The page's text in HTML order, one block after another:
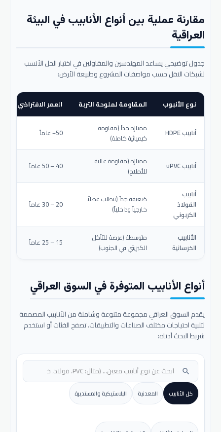
مقارنة عملية بين أنواع الأنابيب في البيئة
العراقية
جدول توضيحي يساعد المهندسين والمقاولين في اختيار الحل الأنسب
لشبكات النقل حسب مواصفات المشروع وطبيعة الأرض:
نوع الأنبوب المقاومة لملوحة التربة العمر الافتراضي
أنابيب HDPE
ممتازة جداً (مقاومة
كيميائية كاملة)
50+ عاماً
أنابيب uPVC
ممتازة (مقاومة عالية
للأملاح)
40 – 50 عاماً
أنابيب
الفولاذ
الكربوني
ضعيفة جداً (تتطلب عطلاً
خارجياً وداخلياً)
20 – 30 عاماً
الأنابيب
الخرسانية
متوسطة (عرضة للتآكل
الكبريتي في الجنوب)
15 – 25 عاماً
أنواع الأنابيب المتوفرة في السوق العراقي
يقدم السوق العراقي مجموعة متنوعة وشاملة من الأنابيب المصممة
لتلبية احتياجات مختلف الصناعات والتطبيقات. تصفح الفئات أو استخدم
شريط البحث أدناه:
search
كل الأنابيب المعدنية البلاستيكية والمستديرة